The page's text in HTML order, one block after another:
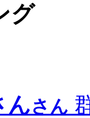
グ
んさん